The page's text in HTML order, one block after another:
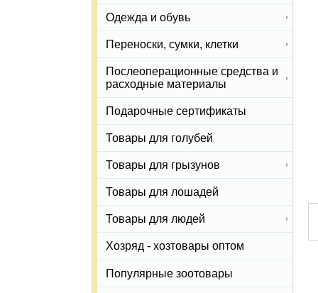
Одежда и обувь
Переноски, сумки, клетки
Послеоперационные средства и
расходные материалы
Подарочные сертификаты
Товары для голубей
Товары для грызунов
Товары для лошадей
Товары для людей
Хозряд - хозтовары оптом
Популярные зоотовары